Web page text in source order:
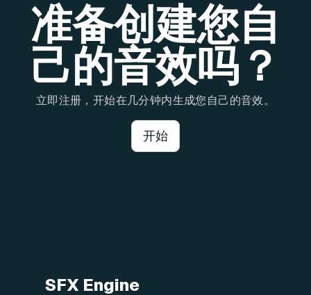
准备创建您自
己的音效吗？
立即注册，开始在几分钟内生成您自己的音效。
开始
SFX Engine